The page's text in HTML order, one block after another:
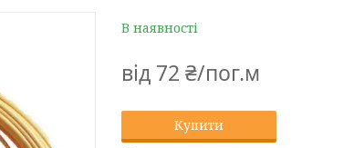
В наявності
від 72 ₴/пог.м
Купити